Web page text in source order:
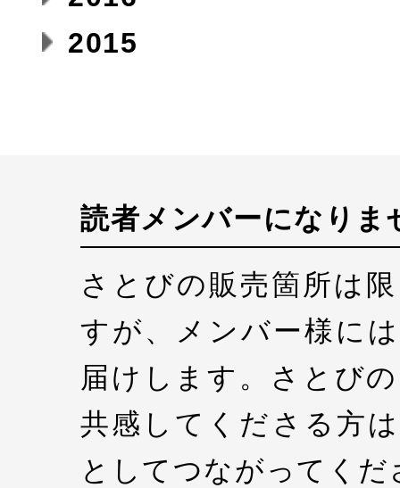
2015
読者メンバーになりま
さとびの販売箇所は
すが、メンバー様に
届けします。さとび
共感してくださる方
としてつながってくだ